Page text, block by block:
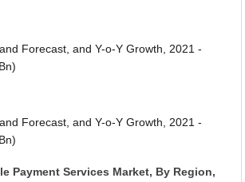
Forecast, and Y-o-Y Growth, 2021 -
Forecast, and Y-o-Y Growth, 2021 -
Payment Services Market, By Region,